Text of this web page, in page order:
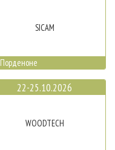
SICAM
Порденоне
22-25.10.2026
WOODTECH